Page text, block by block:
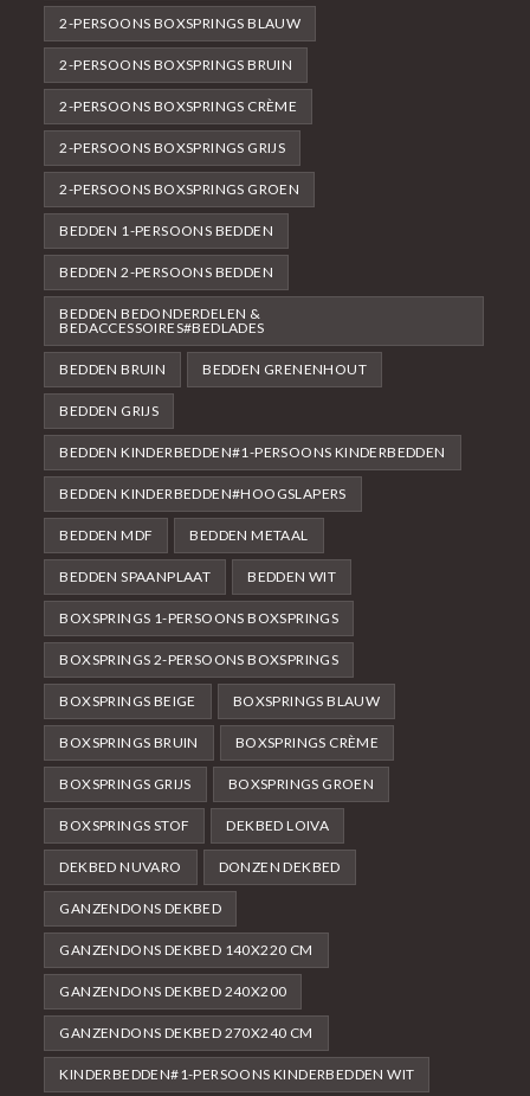
2-PERSOONS BOXSPRINGS BLAUW
2-PERSOONS BOXSPRINGS BRUIN
2-PERSOONS BOXSPRINGS CRÈME
2-PERSOONS BOXSPRINGS GRIJS
2-PERSOONS BOXSPRINGS GROEN
BEDDEN 1-PERSOONS BEDDEN
BEDDEN 2-PERSOONS BEDDEN
BEDDEN BEDONDERDELEN &
BEDACCESSOIRES#BEDLADES
BEDDEN BRUIN BEDDEN GRENENHOUT
BEDDEN GRIJS
BEDDEN KINDERBEDDEN#1-PERSOONS KINDERBEDDEN
BEDDEN KINDERBEDDEN#HOOGSLAPERS
BEDDEN MDF BEDDEN METAAL
BEDDEN SPAANPLAAT BEDDEN WIT
BOXSPRINGS 1-PERSOONS BOXSPRINGS
BOXSPRINGS 2-PERSOONS BOXSPRINGS
BOXSPRINGS BEIGE BOXSPRINGS BLAUW
BOXSPRINGS BRUIN BOXSPRINGS CRÈME
BOXSPRINGS GRIJS BOXSPRINGS GROEN
BOXSPRINGS STOF DEKBED LOIVA
DEKBED NUVARO DONZEN DEKBED
GANZENDONS DEKBED
GANZENDONS DEKBED 140X220 CM
GANZENDONS DEKBED 240X200
GANZENDONS DEKBED 270X240 CM
KINDERBEDDEN#1-PERSOONS KINDERBEDDEN WIT